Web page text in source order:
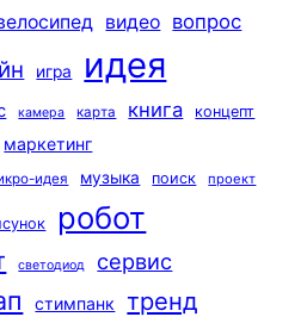
видео вопрос
игра идея
камера карта книга
концепт
маркетинг
идея музыка поиск проект
робот
светодиод сервис
стимпанк тренд